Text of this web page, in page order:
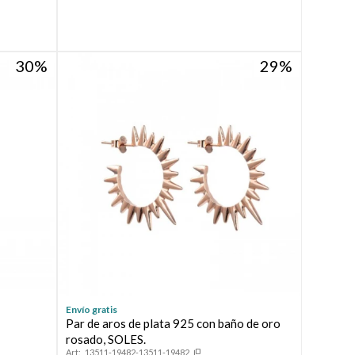
30 29
Envío gratis
Par de aros de plata 925 con baño de oro
rosado, SOLES.
13511-19482-13511-19482